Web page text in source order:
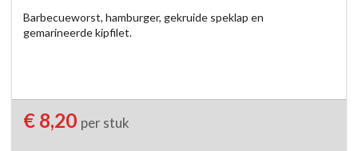
Barbecueworst, hamburger, gekruide speklap en
gemarineerde kipfilet.
€ 8,20 per stuk